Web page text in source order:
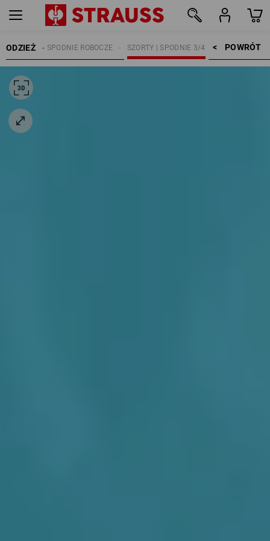
ODZIEŻ POWRÓT    >
SZORTY | SPODNIE 3/4
SPODNIE ROBOCZE
KOBIETY